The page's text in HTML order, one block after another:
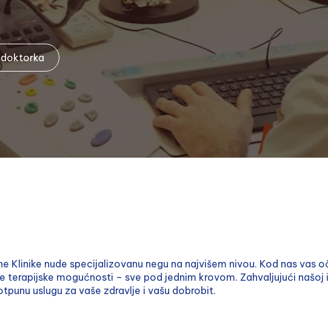
Klinike nude specijalizovanu negu na najvišem nivou. Kod nas
mogućnosti – sve pod jednim krovom. Zahvaljujući
uslugu za vaše zdravlje i vašu dobrobit.